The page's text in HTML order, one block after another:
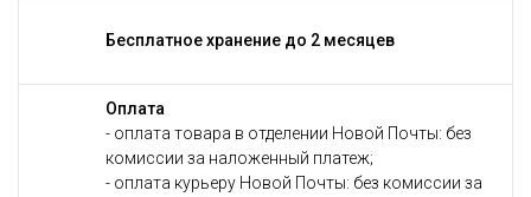
Бесплатное хранение до 2 месяцев
Оплата
- оплата товара в отделении Новой Почты: без
комиссии за наложенный платеж;
- оплата курьеру Новой Почты: без комиссии за